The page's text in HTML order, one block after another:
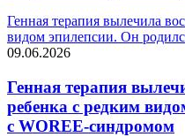
Генная терапия вылечила
видом эпилепсии. Он
09.06.2026
Генная терапия
ребенка с редким
с WOREE-синдромом